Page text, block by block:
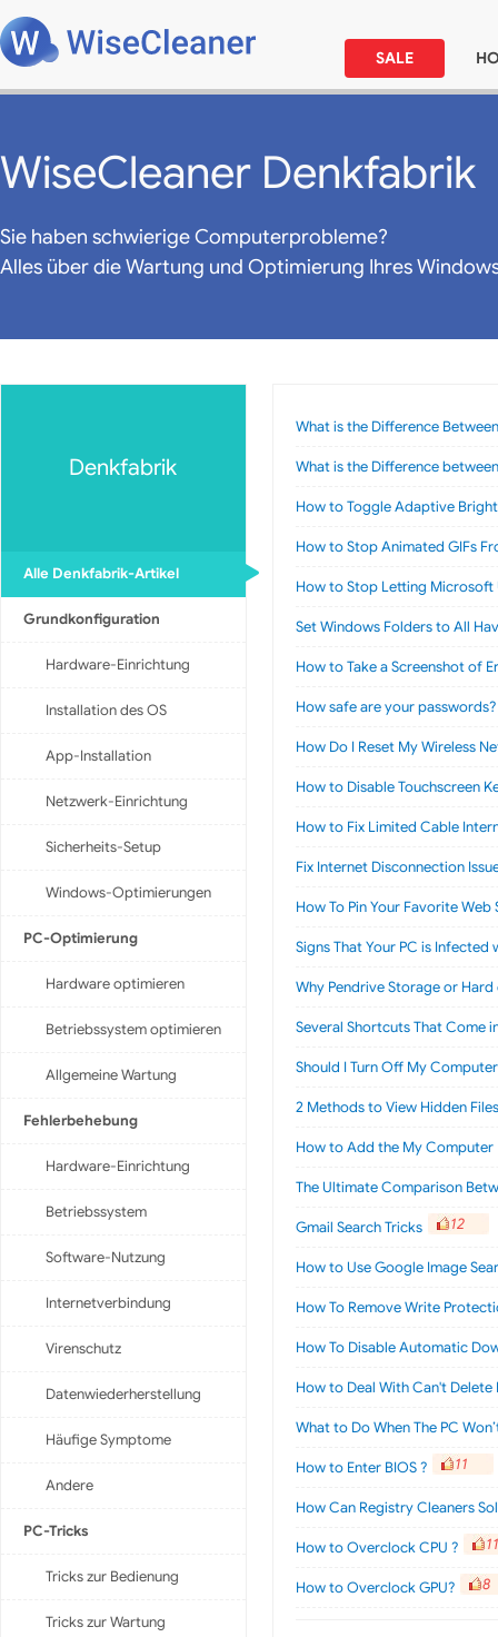
SALE
WiseCleaner Denkfabrik
Sie haben schwierige Computerprobleme?
Alles über die Wartung und Optimierung Ihres
Denkfabrik
Alle Denkfabrik-Artikel
Grundkonfiguration
Hardware-Einrichtung
Installation des OS
App-Installation
Netzwerk-Einrichtung
Sicherheits-Setup
Windows-Optimierungen
PC-Optimierung
Hardware optimieren
Betriebssystem optimieren
Allgemeine Wartung
Fehlerbehebung
Hardware-Einrichtung
Betriebssystem
Software-Nutzung
Internetverbindung
Virenschutz
Datenwiederherstellung
Häufige Symptome
Andere
PC-Tricks
Tricks zur Bedienung
Tricks zur Wartung
What is the Difference
What is the Difference
How to Toggle Adaptive
How to Stop Animated GIFs
How to Stop Letting Microsoft
Set Windows Folders to All
How to Take a Screenshot of
How safe are your passwords?
How Do I Reset My Wireless
How to Disable Touchscreen
How to Fix Limited Cable
Fix Internet Disconnection
How To Pin Your Favorite Web
Signs That Your PC is Infected
Why Pendrive Storage or
Several Shortcuts That Come
Should I Turn Off My
2 Methods to View Hidden
How to Add the My Computer
The Ultimate Comparison
Gmail Search Tricks 12
How to Use Google Image
How To Remove Write
How To Disable Automatic
How to Deal With Can't Delete
What to Do When The PC
How to Enter BIOS ? 11
How Can Registry Cleaners
How to Overclock CPU ? 11
How to Overclock GPU? 8